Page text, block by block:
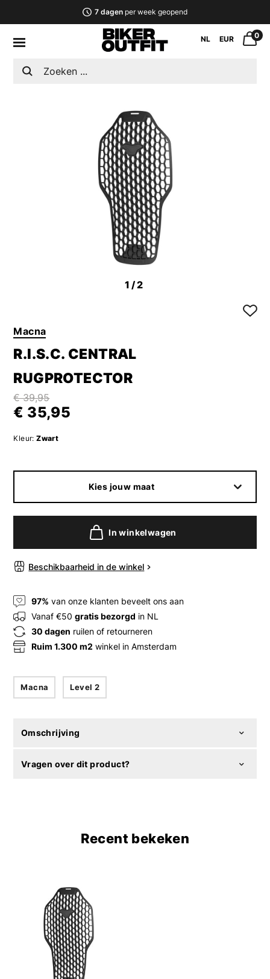
7 dagenper week geopend
NL EUR 0
1/2
Macna
R.I.S.C. CENTRAL
RUGPROTECTOR
€ 39,95
€ 35,95
Kleur: Zwart
Kies jouw maat
In winkelwagen
Beschikbaarheid in de winkel
97% van onze klanten beveelt ons aan
Vanaf €50gratis bezorgd in NL
30 dagen ruilen of retourneren
Ruim 1.300 m2 winkel in Amsterdam
Macna Level 2
Omschrijving
Vragen over dit product?
Recent bekeken